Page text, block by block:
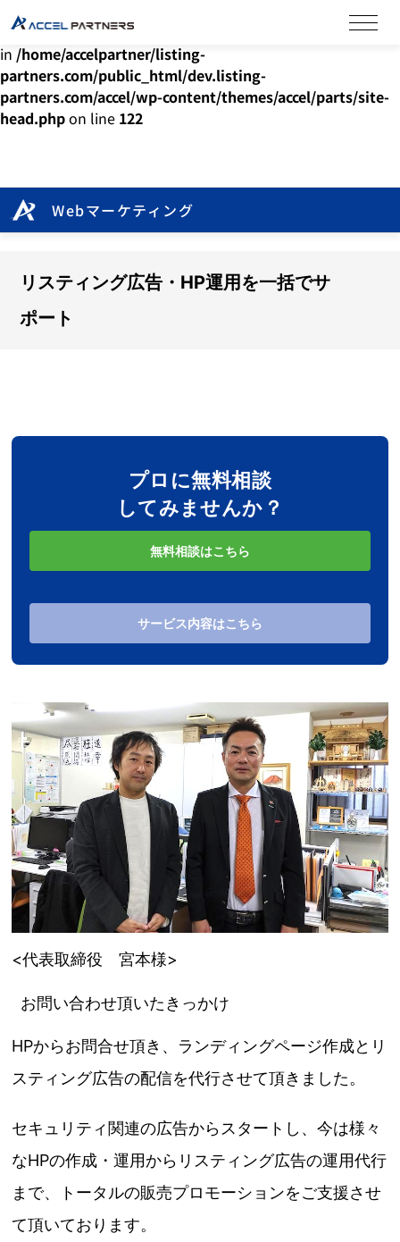
Warning: Undefined array key "HTTP_ACCEPT_LANGUAGE"
in /home/accelpartner/listing-
partners.com/public_html/dev.listing-
partners.com/accel/wp-content/themes/accel/parts/site-
head.phpon line 122
Webマーケティング
リスティング広告・HP運用を一括でサ
ポート
プロに無料相談
してみませんか？
無料相談はこちら
サービス内容はこちら
<代表取締役 宮本様>
お問い合わせ頂いたきっかけ
HPからお問合せ頂き、ランディングページ作成とリ
スティング広告の配信を代行させて頂きました。
セキュリティ関連の広告からスタートし、今は様々
なHPの作成・運用からリスティング広告の運用代行
まで、トータルの販売プロモーションをご支援させ
て頂いております。